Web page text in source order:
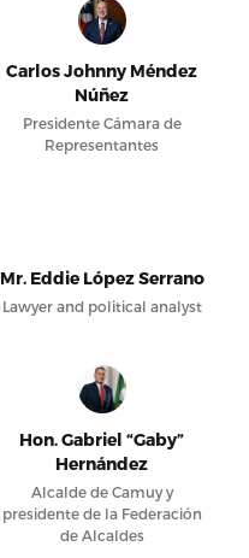
Carlos Johnny Méndez
Núñez
Presidente Cámara de
Representantes
Mr. Eddie López Serrano
Lawyer and political analyst
Hon. Gabriel “Gaby”
Hernández
Alcalde de Camuy y
presidente de la Federación
de Alcaldes